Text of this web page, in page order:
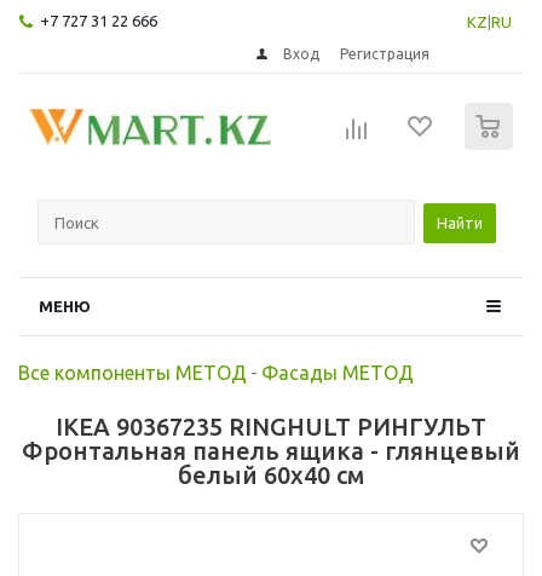
+7 727 31 22 666 KZ RU
Вход Регистрация
Найти
МЕНЮ
Все компоненты МЕТОД - Фасады МЕТОД
IKEA 90367235 RINGHULT РИНГУЛЬТ
Фронтальная панель ящика - глянцевый
белый 60x40 см